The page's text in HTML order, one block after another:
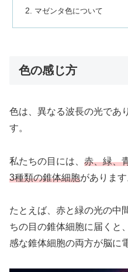
マゼンタ色について
色の感じ方
色は、異なる波長の光であ
す。
私たちの目には、 赤、緑、
3種類の錐体細胞があります
たとえば、赤と緑の光の中
ちの目の錐体細胞に届くと
感な錐体細胞の両方が脳に